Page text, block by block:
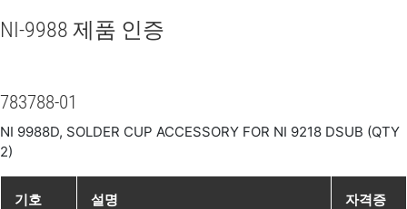
아
NI-9988 제품 인증
783788-01
NI 9988D, SOLDER CUP ACCESSORY FOR NI 9218 DSUB (QTY
2)
기호 설명 자격증